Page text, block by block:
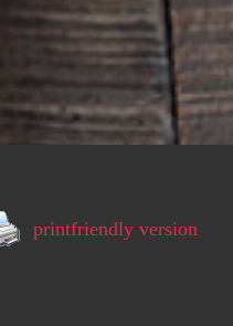
printfriendly version